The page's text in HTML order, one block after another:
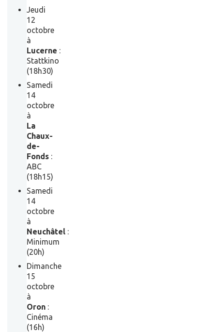
Jeudi
12
octobre
à
Lucerne :
Stattkino
(18h30)
Samedi
14
octobre
à
La
Chaux-
de-
Fonds :
ABC
(18h15)
Samedi
14
octobre
à
Neuchâtel :
Minimum
(20h)
Dimanche
15
octobre
à
Oron :
Cinéma
(16h)